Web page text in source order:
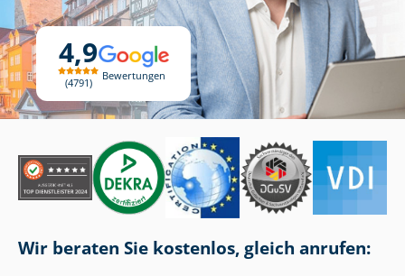
4,9
4791
Bewertungen
Wir beraten Sie kostenlos, gleich anrufen: